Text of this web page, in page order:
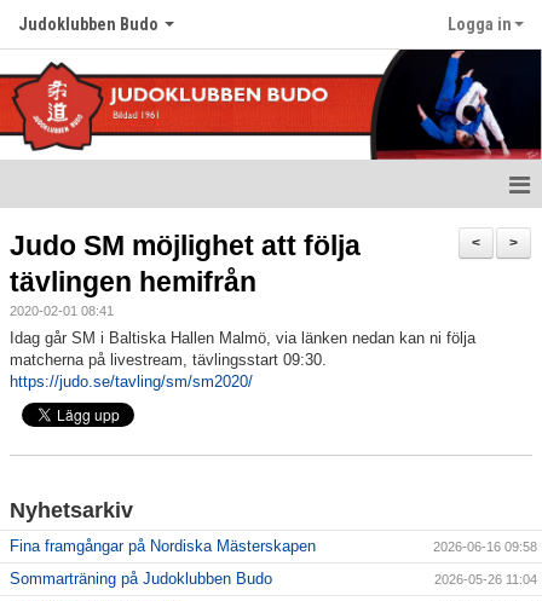
Judoklubben Budo Logga in
Nyheter
Om klubben
Värdegrund
Bildgalleri
>
<
Judo SM möjlighet att följa
tävlingen hemifrån
2020-02-01 08:41
Idag går SM i Baltiska Hallen Malmö, via länken nedan kan ni följa
matcherna på livestream, tävlingsstart 09:30.
https://judo.se/tavling/sm/sm2020/
Nyhetsarkiv
Fina framgångar på Nordiska Mästerskapen 2026-06-16 09:58
Sommarträning på Judoklubben Budo 2026-05-26 11:04